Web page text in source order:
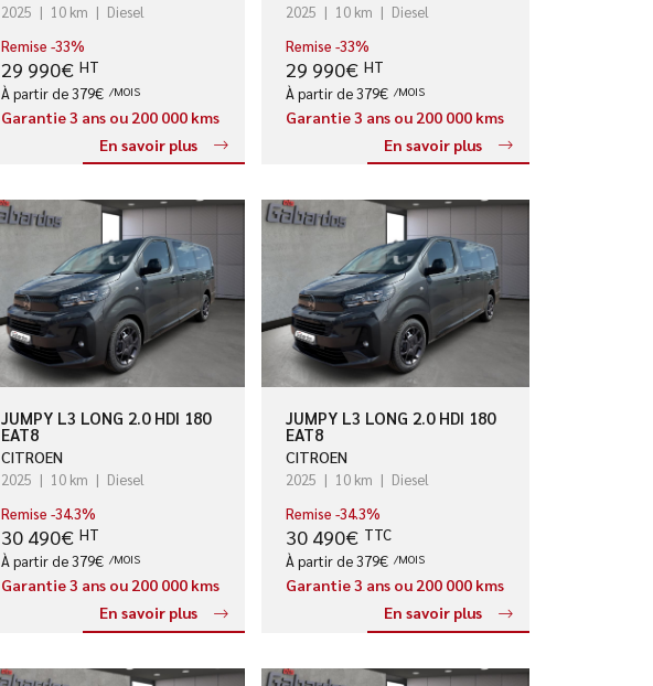
2025 10 km
Diesel
Remise -33%
29 990€ HT
À partir de 379€ /MOIS
Garantie 3 ans ou 200 000 kms
En savoir plus
2025 10 km
Diesel
Remise -33%
29 990€ HT
À partir de 379€ /MOIS
Garantie 3 ans ou 200 000 kms
En savoir plus
JUMPY L3 LONG 2.0 HDI 180
EAT8
CITROEN
2025 10 km
Diesel
Remise -34.3%
30 490€ HT
À partir de 379€ /MOIS
Garantie 3 ans ou 200 000 kms
En savoir plus
JUMPY L3 LONG 2.0 HDI 180
EAT8
CITROEN
2025 10 km
Diesel
Remise -34.3%
30 490€ TTC
À partir de 379€ /MOIS
Garantie 3 ans ou 200 000 kms
En savoir plus